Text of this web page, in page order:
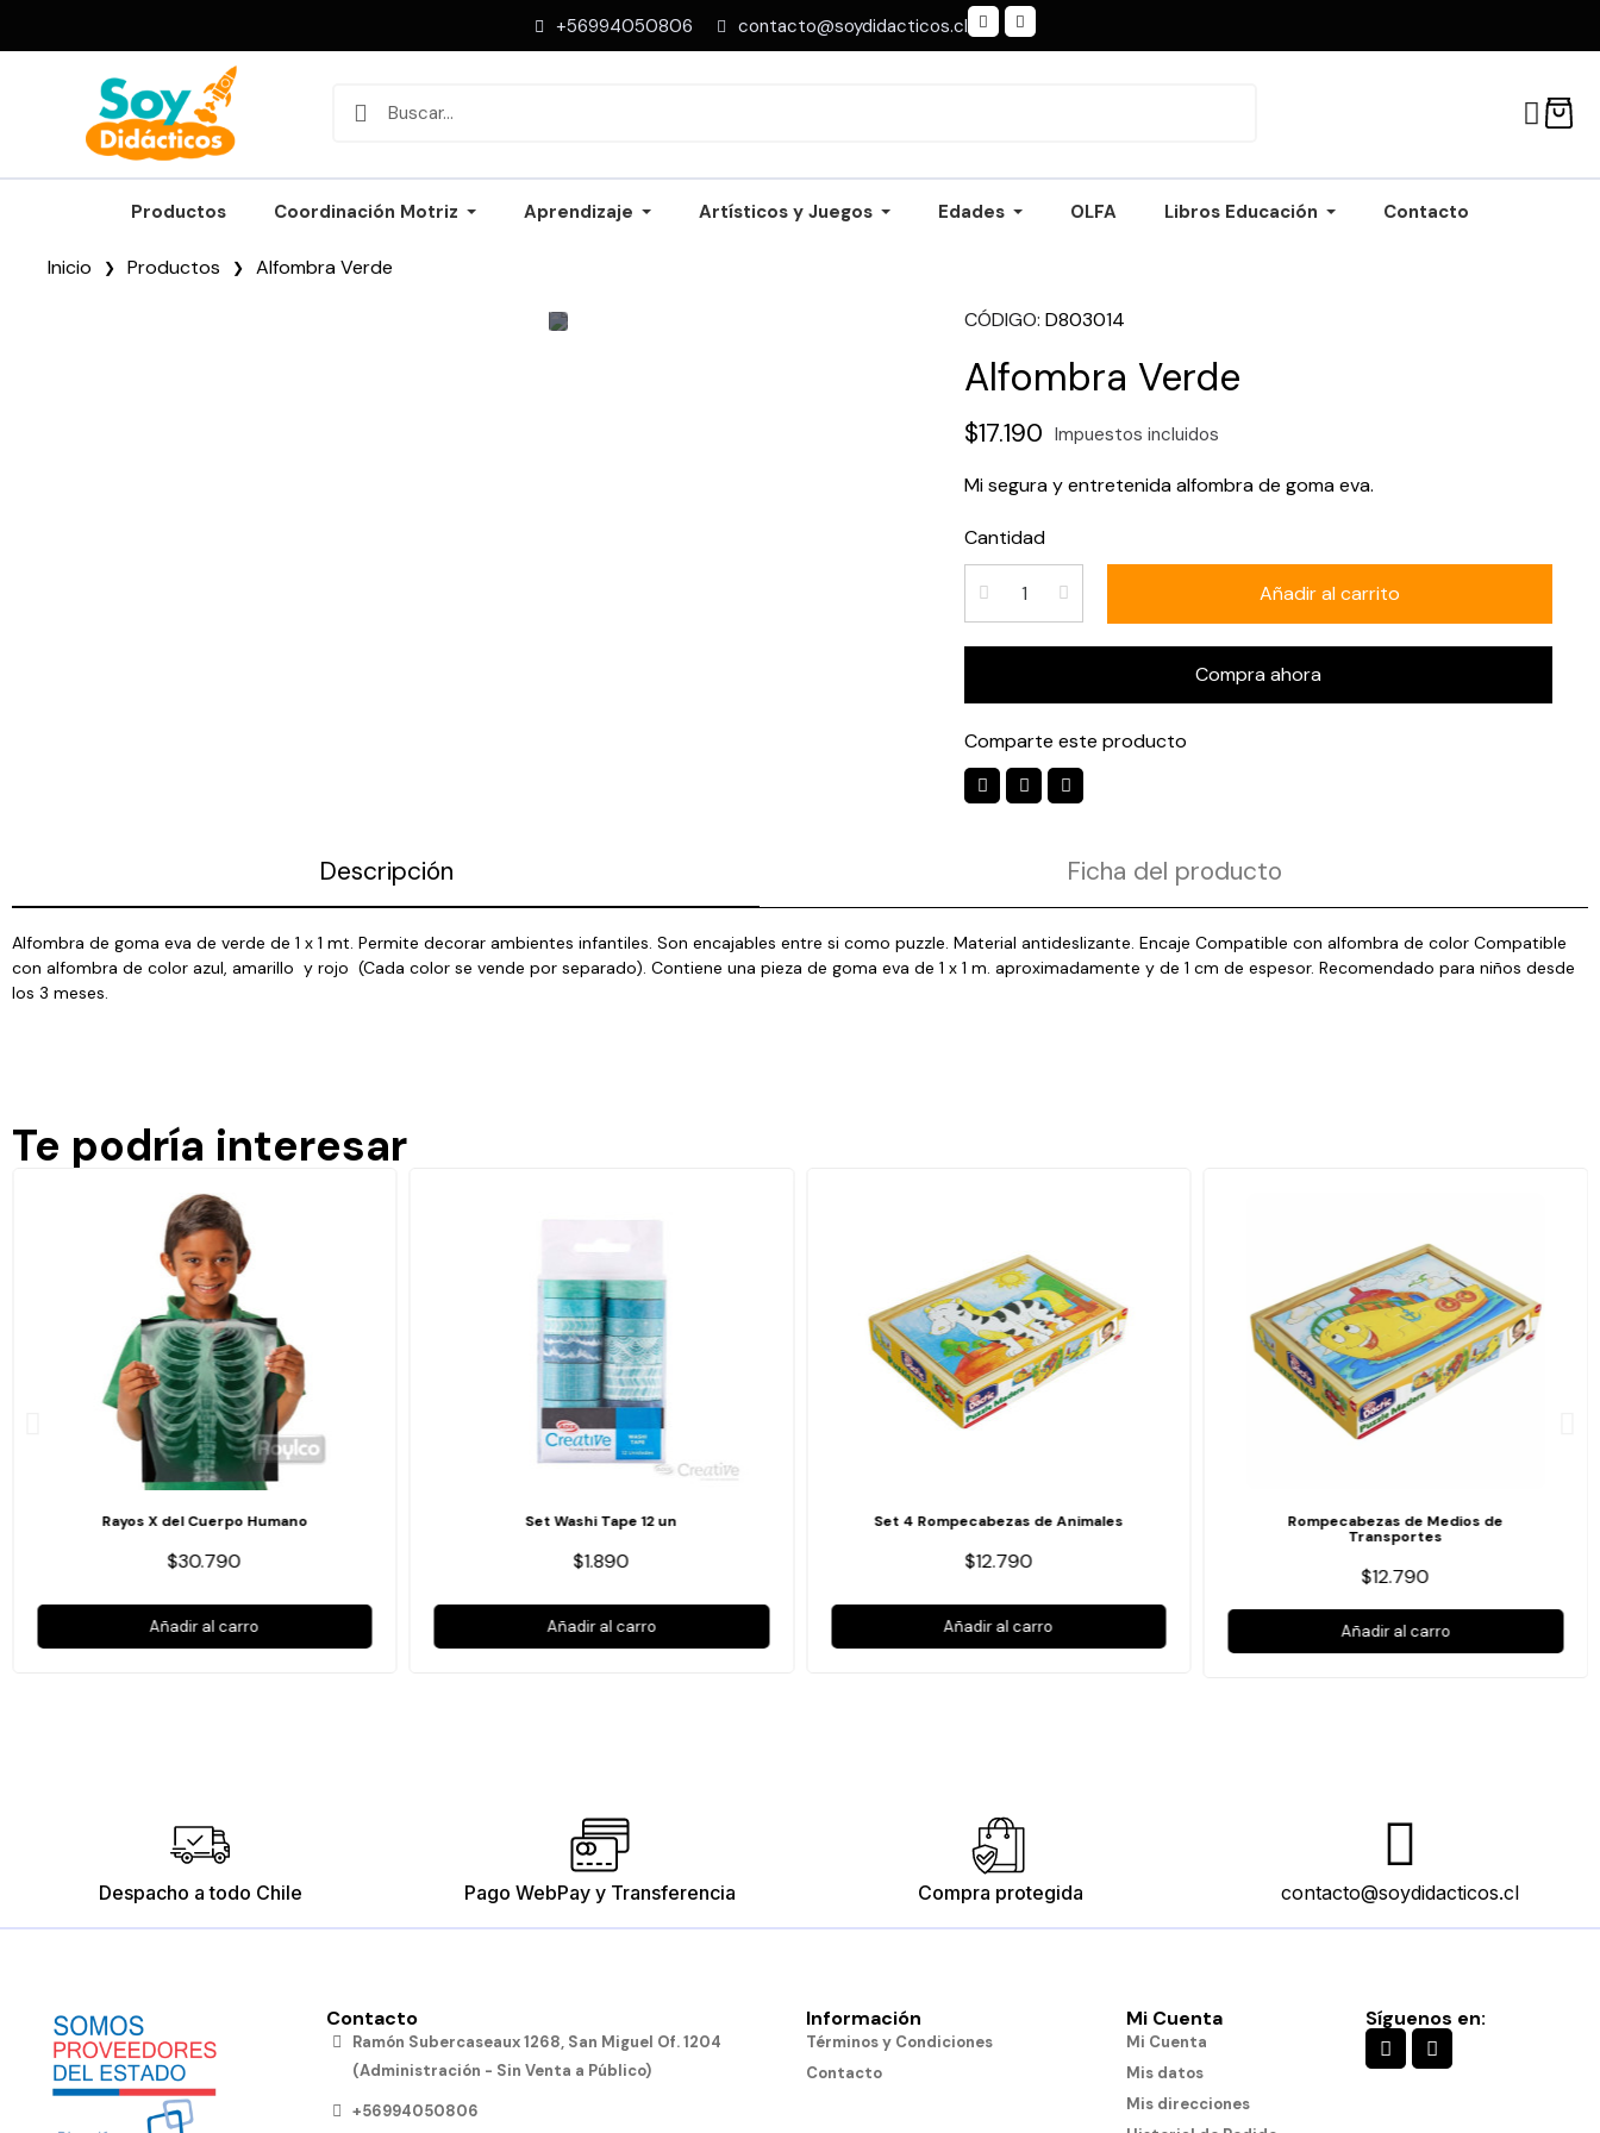
+56994050806 contacto@soydidacticos.cl
Productos Coordinación Motriz Aprendizaje Artísticos y Juegos Edades OLFA Libros Educación Contacto
Inicio Productos Alfombra Verde
CÓDIGO D803014
Alfombra Verde
$17.190 Impuestos incluidos
Mi segura y entretenida alfombra de goma eva.
Cantidad
Añadir al carrito
Compra ahora
Comparte este producto
Descripción Ficha del producto
Alfombra de goma eva de verde de 1 x 1 mt. Permite decorar ambientes infantiles. Son encajables entre si como puzzle. Material antideslizante. Encaje Compatible con alfombra de color Compatible
con alfombra de color azul, amarillo y rojo (Cada color se vende por separado). Contiene una pieza de goma eva de 1 x 1 m. aproximadamente y de 1 cm de espesor. Recomendado para niños desde
los 3 meses.
Te podría interesar
Rayos X del Cuerpo Humano
$30.790
Añadir al carro
Set Washi Tape 12 un
$1.890
Añadir al carro
Set 4 Rompecabezas de Animales
$12.790
Añadir al carro
Rompecabezas de Medios de
Transportes
$12.790
Añadir al carro
Despacho a todo Chile Pago WebPay y Transferencia Compra protegida contacto@soydidacticos.cl
Contacto
Ramón Subercaseaux 1268, San Miguel Of. 1204
(Administración - Sin Venta a Público)
+56994050806
Información
Términos y Condiciones
Contacto
Mi Cuenta
Mi Cuenta
Mis datos
Mis direcciones
Síguenos en: